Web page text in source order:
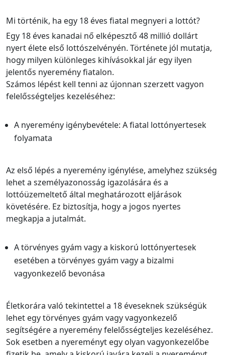
Mi történik, ha egy 18 éves fiatal megnyeri a lottót?
Egy 18 éves kanadai nő elképesztő 48 millió dollárt
nyert élete első lottószelvényén. Története jól mutatja,
hogy milyen különleges kihívásokkal jár egy ilyen
jelentős nyeremény fiatalon.
Számos lépést kell tenni az újonnan szerzett vagyon
felelősségteljes kezeléséhez:
A nyeremény igénybevétele: A fiatal lottónyertesek
folyamata
Az első lépés a nyeremény igénylése, amelyhez szükség
lehet a személyazonosság igazolására és a
lottóüzemeltető által meghatározott eljárások
követésére. Ez biztosítja, hogy a jogos nyertes
megkapja a jutalmát.
A törvényes gyám vagy a kiskorú lottónyertesek
esetében a törvényes gyám vagy a bizalmi
vagyonkezelő bevonása
Életkorára való tekintettel a 18 éveseknek szükségük
lehet egy törvényes gyám vagy vagyonkezelő
segítségére a nyeremény felelősségteljes kezeléséhez.
Sok esetben a nyereményt egy olyan vagyonkezelőbe